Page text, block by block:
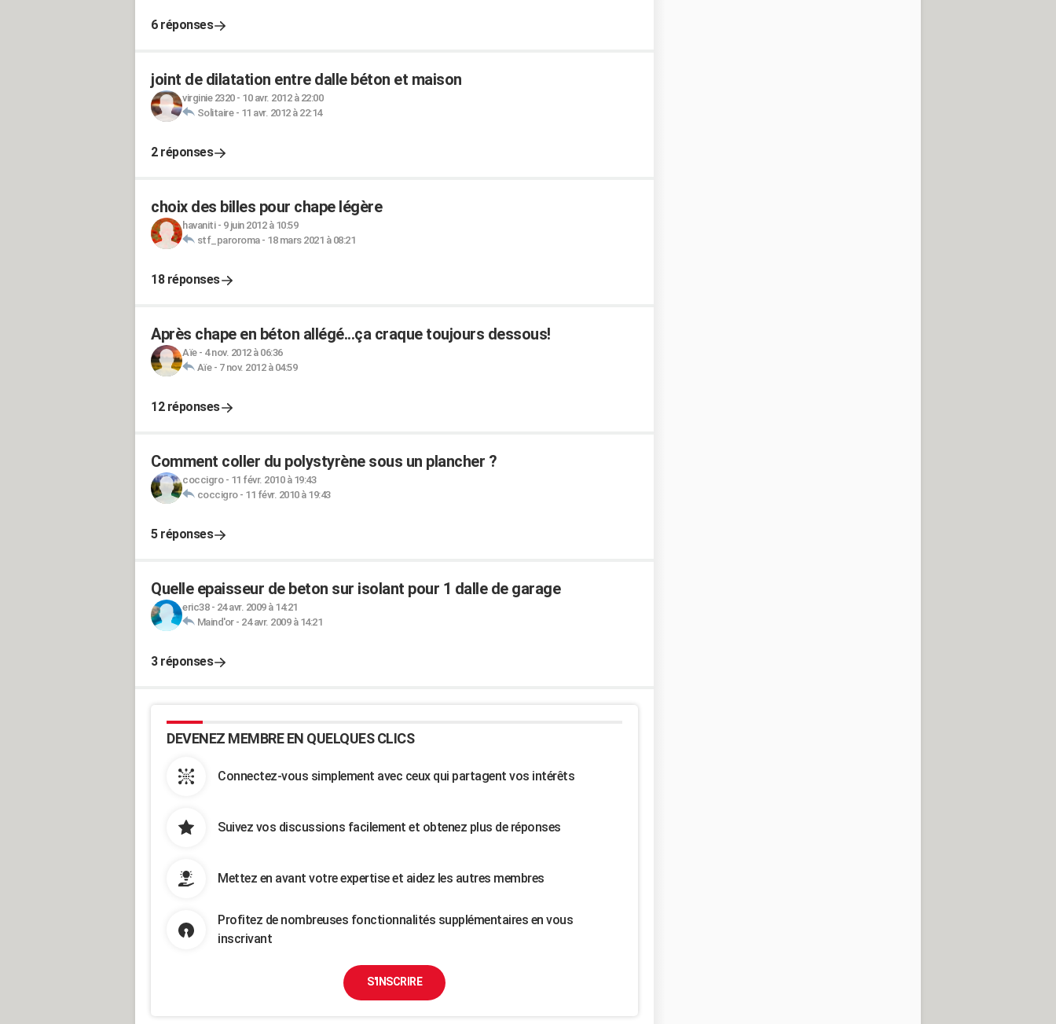
6 réponses
joint de dilatation entre dalle béton et maison
virginie 2320- 10 avr. 2012 à 22:00
Solitaire- 11 avr. 2012 à 22:14
2 réponses
choix des billes pour chape légère
havaniti- 9 juin 2012 à 10:59
stf_paroroma- 18 mars 2021 à 08:21
18 réponses
Après chape en béton allégé...ça craque toujours dessous!
Aïe- 4 nov. 2012 à 06:36
Aïe- 7 nov. 2012 à 04:59
12 réponses
Comment coller du polystyrène sous un plancher ?
coccigro- 11 févr. 2010 à 19:43
coccigro- 11 févr. 2010 à 19:43
5 réponses
Quelle epaisseur de beton sur isolant pour 1 dalle de garage
eric38- 24 avr. 2009 à 14:21
Maind'or- 24 avr. 2009 à 14:21
3 réponses
DEVENEZ MEMBRE EN QUELQUES CLICS
Connectez-vous simplement avec ceux qui partagent vos intérêts
Suivez vos discussions facilement et obtenez plus de réponses
Mettez en avant votre expertise et aidez les autres membres
Profitez de nombreuses fonctionnalités supplémentaires en vous
inscrivant
S'INSCRIRE